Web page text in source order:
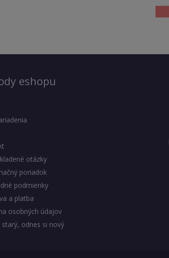
eshopu
otázky
poriadok
podmienky
a platba
osobných údajov
starý, odnes si nový